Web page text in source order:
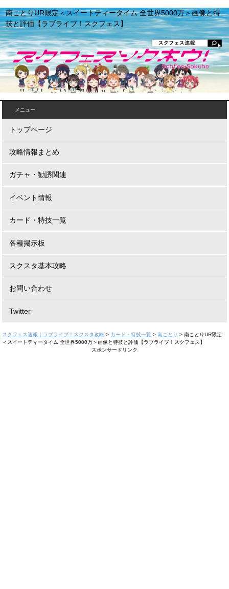
南ことりUR限定＜スイートティータイム 全世界5000万＞画像と特
技と評価【ラブライブ！スクフェス】
メニュー
トップページ
攻略情報まとめ
ガチャ・勧誘関連
イベント情報
カード・特技一覧
各種掲示板
スクスタ基本攻略
お問い合わせ
Twitter
スクフェス速報｜ラブライブ！スクスタ攻略 > カード・特技一覧 >南ことり >南ことりUR限定
＜スイートティータイム 全世界5000万＞画像と特技と評価【ラブライブ！スクフェス】
スポンサードリンク